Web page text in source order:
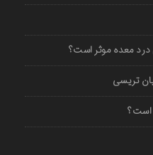
درد معده موثر است؟
است؟